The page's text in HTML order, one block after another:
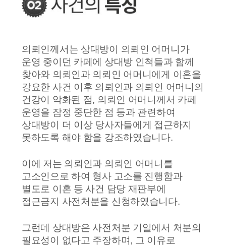
의뢰인께서는 상대방이 의뢰인 어머니가
운영 중이던 카페에 상대방 인척들과 함께
찾아와 의뢰인과 의뢰인 어머니에게 이혼을
강요한 사건 이후 의뢰인과 의뢰인 어머니의
건강이 악화된 점, 의뢰인 어머니께서 카페
운영을 잠정 중단한 점 등과 관련하여
상대방이 더 이상 당사자들에게 접근하지
못하도록 해야 함을 강조하였습니다.
이에 저는 의뢰인과 의뢰인 어머니를
고소인으로 하여 형사 고소를 진행함과
별도로 이혼 등 사건 담당 재판부에
접근금지 사전처분을 신청하였습니다.
그런데 상대방은 사전처분 기일에서 처분의
필요성이 없다고 주장하며, 그 이유로